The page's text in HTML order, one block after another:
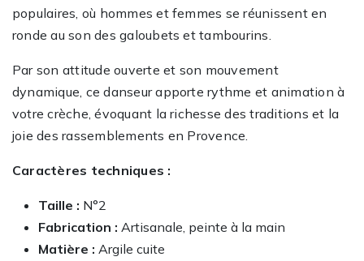
populaires, où hommes et femmes se réunissent en
ronde au son des galoubets et tambourins.
Par son attitude ouverte et son mouvement
dynamique, ce danseur apporte rythme et animation à
votre crèche, évoquant la richesse des traditions et la
joie des rassemblements en Provence.
Caractères techniques :
Taille : N°2
Fabrication : Artisanale, peinte à la main
Matière : Argile cuite